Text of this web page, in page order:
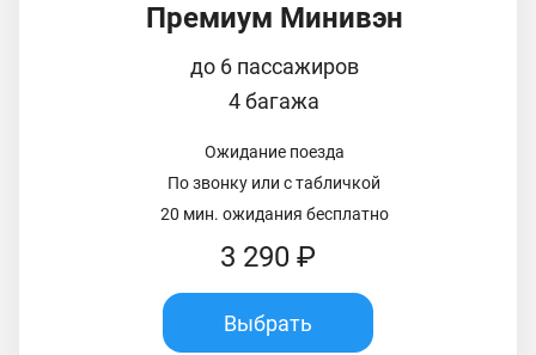
Премиум Минивэн
до 6 пассажиров
4 багажа
Ожидание поезда
По звонку или с табличкой
20 мин. ожидания бесплатно
3 290 ₽
Выбрать